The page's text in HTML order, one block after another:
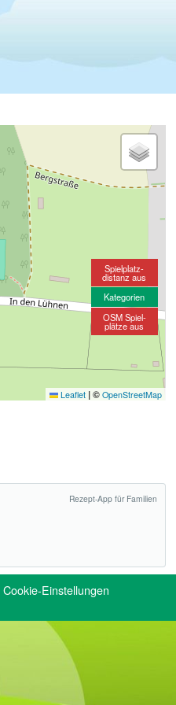
Leaflet |© OpenStreetMap
Spielplatz-
distanz aus
Kategorien
OSM Spiel-
plätze aus
Rezept-App für Familien
Cookie-Einstellungen